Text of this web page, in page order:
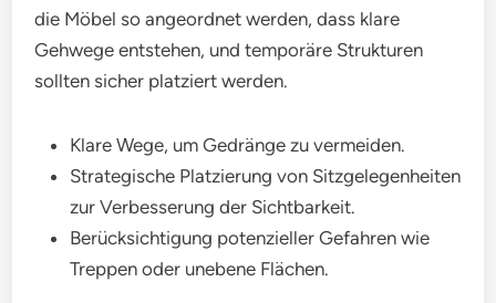
die Möbel so angeordnet werden, dass klare
Gehwege entstehen, und temporäre Strukturen
sollten sicher platziert werden.
Klare Wege, um Gedränge zu vermeiden.
Strategische Platzierung von Sitzgelegenheiten
zur Verbesserung der Sichtbarkeit.
Berücksichtigung potenzieller Gefahren wie
Treppen oder unebene Flächen.